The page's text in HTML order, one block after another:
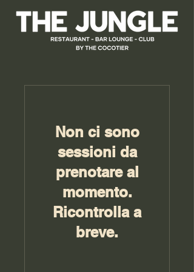
Non ci sono
sessioni da
prenotare al
momento.
Ricontrolla a
breve.